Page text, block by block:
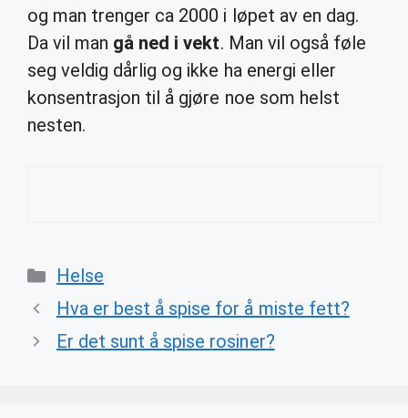
og man trenger ca 2000 i løpet av en dag.
Da vil man gå ned i vekt. Man vil også føle
seg veldig dårlig og ikke ha energi eller
konsentrasjon til å gjøre noe som helst
nesten.
Categories
Helse
Hva er best å spise for å miste fett?
Er det sunt å spise rosiner?